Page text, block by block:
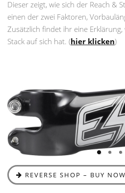
Dieser zeigt, wie sich der Reach &
einen der zwei Faktoren,
Zusätzlich findet ihr eine
Stack auf sich hat. (hier klicken)
REVERSE SHOP – BUY NOW